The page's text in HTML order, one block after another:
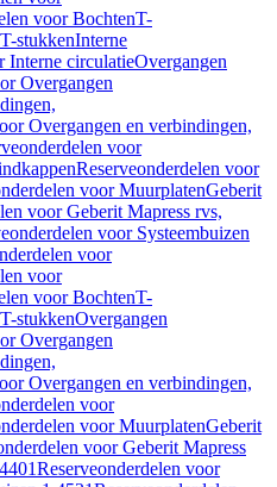
voor BochtenT-
stukkenInterne
Interne circulatieOvergangen
Overgangen
Overgangen en verbindingen,
voor
Reserveonderdelen voor
voor MuurplatenGeberit
voor Geberit Mapress rvs,
voor Systeembuizen
voor
voor
voor BochtenT-
stukkenOvergangen
Overgangen
Overgangen en verbindingen,
voor
voor MuurplatenGeberit
voor Geberit Mapress
Reserveonderdelen voor